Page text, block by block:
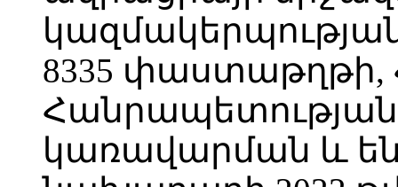
8335
կառավարման և